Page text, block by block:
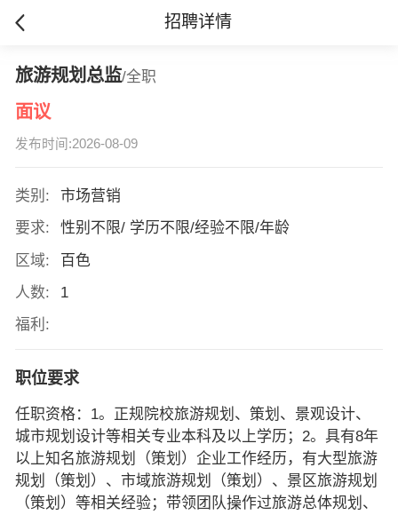
招聘详情
旅游规划总监/全职
面议
发布时间:2026-08-09
类别:
市场营销
要求:
性别不限/ 学历不限/经验不限/年龄
区域:
百色
人数:
1
福利:
职位要求
任职资格：1。正规院校旅游规划、策划、景观设计、
城市规划设计等相关专业本科及以上学历；2。具有8年
以上知名旅游规划（策划）企业工作经历，有大型旅游
规划（策划）、市域旅游规划（策划）、景区旅游规划
（策划）等相关经验；带领团队操作过旅游总体规划、